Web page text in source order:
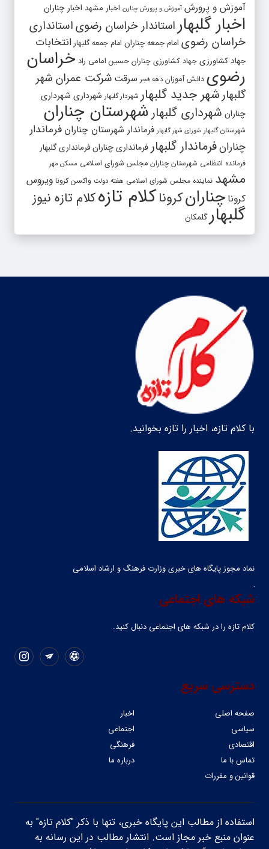
آموزش و پرورش آموزش و پرورش چنارن اخبار مشهد اخبار چناران
اخبار گلبهاراستاندار خراسان رضویاستانداری
خراسان رضوی امام جمعه چناران امام جمعه گلبهار انتخابات
جهاد کشاورزی جهاد کشاورزی چناران حسین امامی راد خراسان
رضوی دانش آموزان دهه فجر سرقت شرکت عمران شهر
گلبهارشهر جدید گلبهار شهردار گلبهار شهرداری شهرداری
چناران شهرداری گلبهارشهرستان چناران
شهرستان گلبهار شورای شهر گلبهار فرماندار شهرستان چناران فرماندار
چنارانفرماندار گلبهارفرمانداری چنارانفرمانداری گلبهار
فرمانده انتظامی شهرستان چناران مجلس شورای اسلامی مسکن مهر
مشهد نماینده مجلس شورای اسلامی هفته دولت واکسن کرونا ویروس
کرونا چنارانکروناکلام تازهکلام تازه نیوز
گلبهارگلمکان
با کلام تازه، اخبار را تازه بخوانید.
نماد مجوز پایگاه های خبری وزارت فرهنگ و ارشاد اسلامی
شبکه های اجتماعی
کلام تازه را در شبکه ‌های اجتماعی دنبال کنید.
دسترسی سریع
صفحه اصلی
اخبار
سیاسی
اجتماعی
اقتصادی
فرهنگی
تماس با ما
درباره ما
قوانین و مقررات
استفاده از مطالب این پایگاه خبری، تنها با ذکر "کلام تازه" به
عنوان منبع خبر مجاز است. انتشار مطالب در این رسانه به